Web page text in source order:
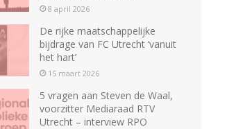
8 april 2026
De rijke maatschappelijke
bijdrage van FC Utrecht ‘vanuit
het hart’
15 maart 2026
5 vragen aan Steven de Waal,
voorzitter Mediaraad RTV
Utrecht – interview RPO